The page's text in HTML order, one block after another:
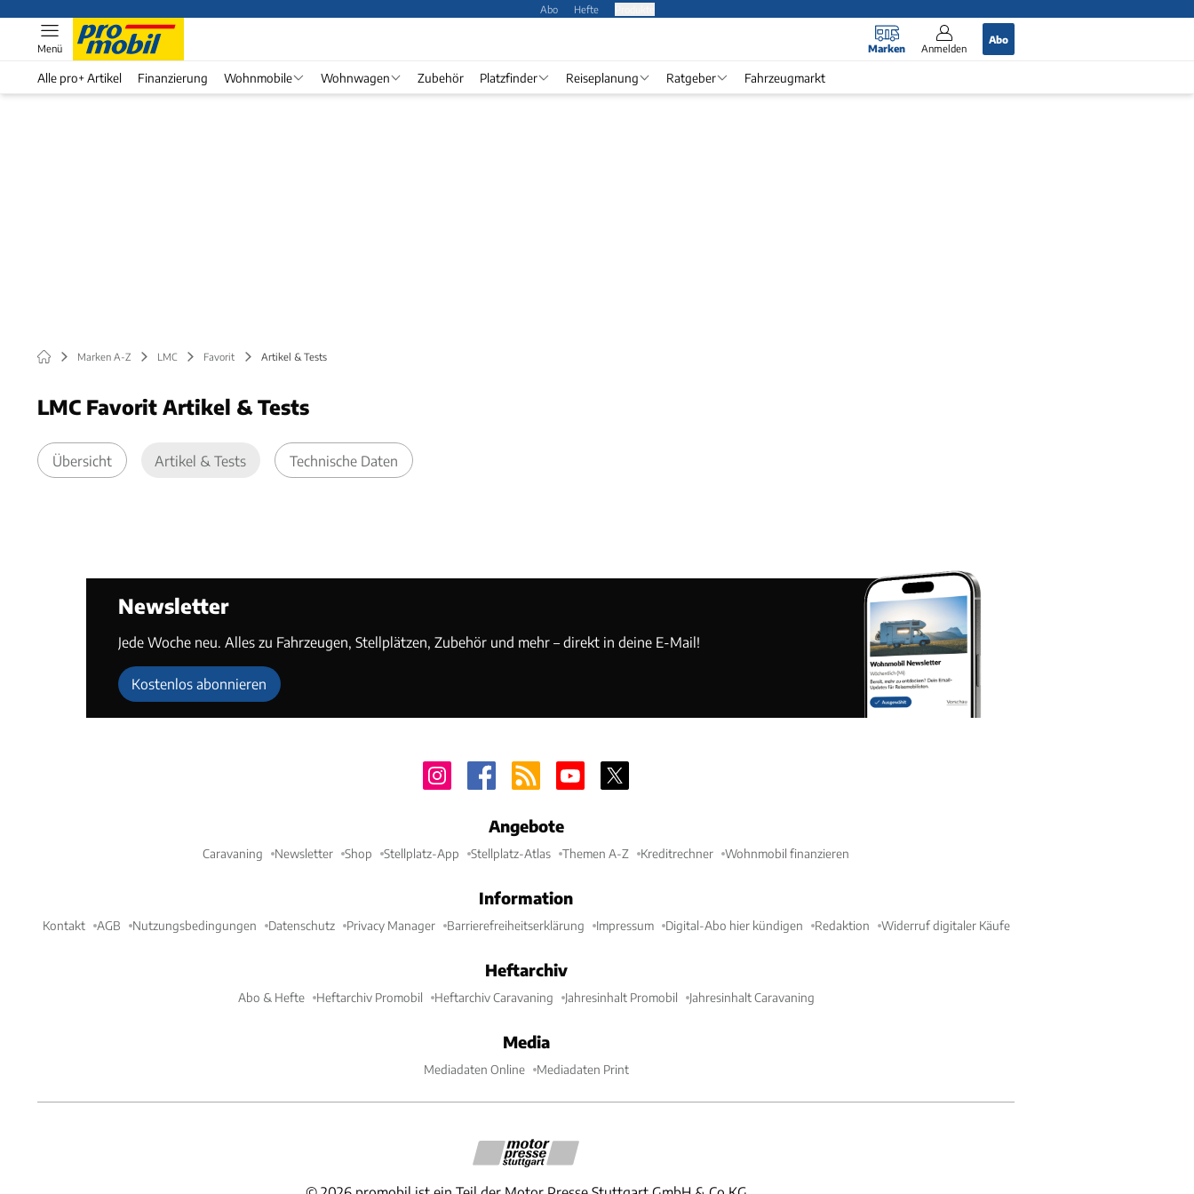
Abo Hefte
Marken Anmelden
Abo
Menü
Alle pro+ Artikel Finanzierung Wohnmobile Wohnwagen Zubehör Platzfinder Reiseplanung Ratgeber Fahrzeugmarkt
Marken A-Z LMC Favorit Artikel & Tests
LMC Favorit Artikel & Tests
Übersicht Artikel & Tests Technische Daten
Newsletter
Jede Woche neu. Alles zu Fahrzeugen, Stellplätzen, Zubehör und mehr – direkt in deine E-Mail!
Kostenlos abonnieren
Angebote
Caravaning Newsletter Shop Stellplatz-App Stellplatz-Atlas Themen A-Z Kreditrechner Wohnmobil finanzieren
Information
Kontakt AGB Nutzungsbedingungen Datenschutz Privacy Manager Barrierefreiheitserklärung Impressum Digital-Abo hier kündigen Redaktion Widerruf digitaler Käufe
Heftarchiv
Abo & Hefte Heftarchiv Promobil Heftarchiv Caravaning Jahresinhalt Promobil Jahresinhalt Caravaning
Media
Mediadaten Online Mediadaten Print